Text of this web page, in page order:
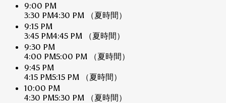
9:00 PM
3:30 PM4:30 PM
（夏時間）
9:15 PM
3:45 PM4:45 PM
（夏時間）
9:30 PM
4:00 PM5:00 PM
（夏時間）
9:45 PM
4:15 PM5:15 PM
（夏時間）
10:00 PM
4:30 PM5:30 PM
（夏時間）